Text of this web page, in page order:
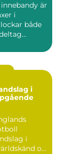
i
både
i
i
o...